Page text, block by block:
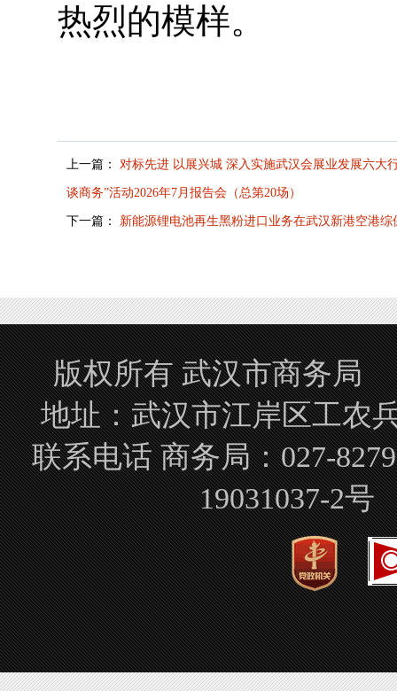
热烈的模样。
上一篇： 对标先进 以展兴城 深入实施武汉会展业发展六
谈商务”活动2026年7月报告会（总第20场）
下一篇： 新能源锂电池再生黑粉进口业务在武汉新港空港综
版权所有 武汉市商务局
地址：武汉市江岸区工
联系电话 商务局：027-
19031037-2号